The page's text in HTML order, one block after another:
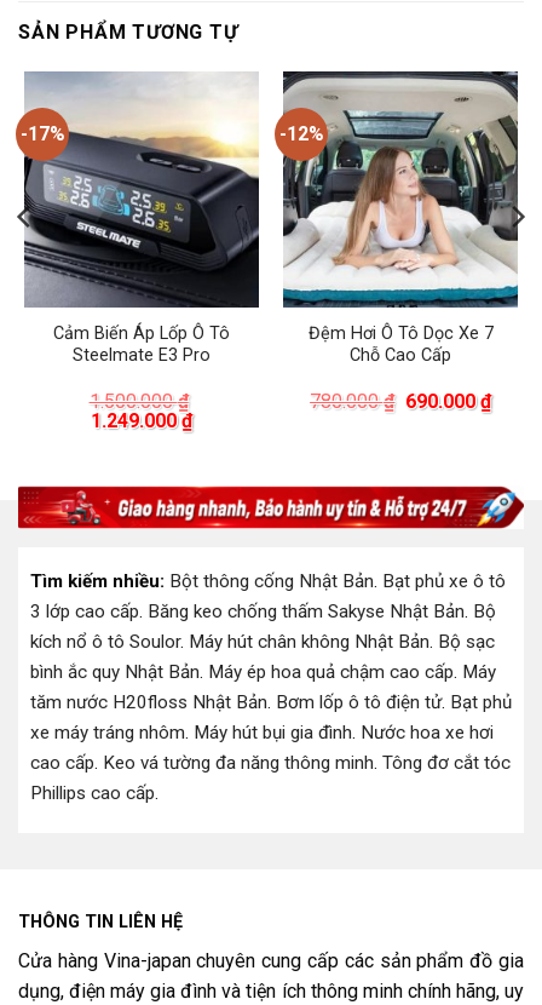
SẢN PHẨM TƯƠNG TỰ
-17%
Cảm Biến Áp Lốp Ô Tô
Steelmate E3 Pro
1.500.000₫
Giá
1.249.000₫Giá
hiện
1.249.000 ₫.
-12%
Đệm Hơi Ô Tô Dọc Xe 7
Chỗ Cao Cấp
780.000₫ Giá
690.000₫Giá
hiện
Tìm kiếm nhiều: Bột thông cống Nhật Bản. Bạt phủ xe ô tô
3 lớp cao cấp. Băng keo chống thấm Sakyse Nhật Bản. Bộ
kích nổ ô tô Soulor. Máy hút chân không Nhật Bản. Bộ sạc
bình ắc quy Nhật Bản. Máy ép hoa quả chậm cao cấp. Máy
tăm nước H20floss Nhật Bản. Bơm lốp ô tô điện tử. Bạt phủ
xe máy tráng nhôm. Máy hút bụi gia đình. Nước hoa xe hơi
cao cấp. Keo vá tường đa năng thông minh. Tông đơ cắt tóc
Phillips cao cấp.
THÔNG TIN LIÊN HỆ
Cửa hàng Vina-japan chuyên cung cấp các sản phẩm đồ gia
dụng, điện máy gia đình và tiện ích thông minh chính hãng, uy